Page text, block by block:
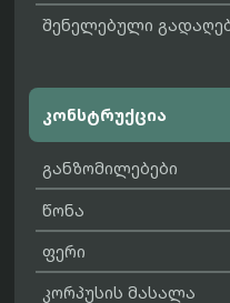
შენელებული
კონსტრუქცია
განზომილებები
წონა
ფერი
კორპუსის მასალა